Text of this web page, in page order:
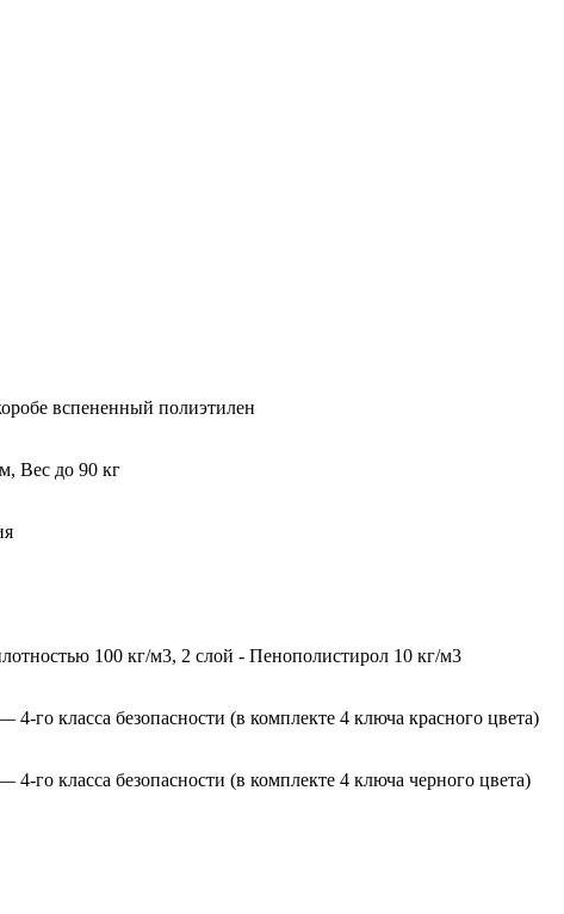
вспененный полиэтилен
Вес до 90 кг
100 кг/м3, 2 слой - Пенополистирол 10 кг/м3
класса безопасности (в комплекте 4 ключа красного цвета)
класса безопасности (в комплекте 4 ключа черного цвета)